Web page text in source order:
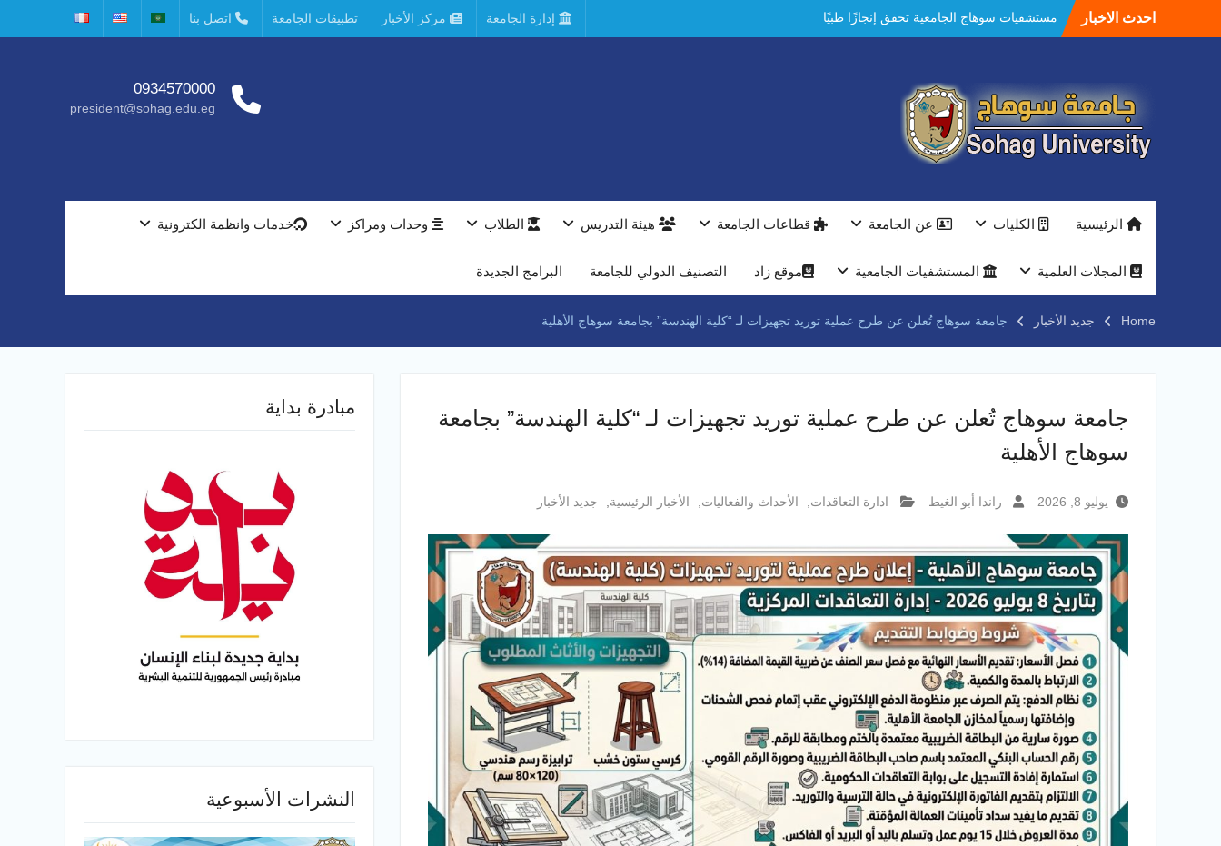
احدث الاخبار
النعماني يلتقي بمدير امن سوهاج الجديد لتقديم
التهنئة عقب توليه مهام منصبه ويشيد بجهود
بمعرض الاكاديمية العسكريه علي هامش
المؤتمر العلمى الدولى السادس للاتصالات
النعماني والمدير التنفيذي لشركة وادي النيل
يتابعان تنفيذ أحد أكبر المشروعات الإدارية
الإلكتروني للقبول بالجامعات 2026
الاول في الابتكار وتمكين المراة والمركز الثاني
مستشفيات سوهاج الجامعية تحقق إنجازًا طبيًا
إدارة الجامعة مركز الأخبار تطبيقات الجامعة اتصل بنا
0934570000
president@sohag.edu.eg
الرئيسية الكليات عن الجامعة قطاعات الجامعة هيئة التدريس الطلاب وحدات ومراكز خدمات وانظمة الكترونية
المجلات العلمية المستشفيات الجامعية موقع زاد التصنيف الدولي للجامعة البرامج الجديدة
Home جديد الأخبار جامعة سوهاج تُعلن عن طرح عملية توريد تجهيزات لـ “كلية الهندسة” بجامعة سوهاج الأهلية
جامعة سوهاج تُعلن عن طرح عملية توريد تجهيزات لـ “كلية الهندسة” بجامعة
سوهاج الأهلية
يوليو 8, 2026 راندا أبو الغيط ادارة التعاقدات الأحداث والفعاليات الأخبار الرئيسية جديد الأخبار
مبادرة بداية
النشرات الأسبوعية